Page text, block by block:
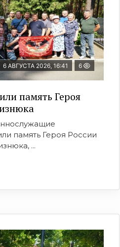
6 АВГУСТА 2026, 16:41 6
память Героя
память Героя России
...